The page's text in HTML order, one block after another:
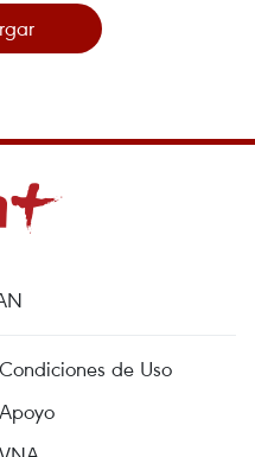
Condiciones de Uso
Apoyo